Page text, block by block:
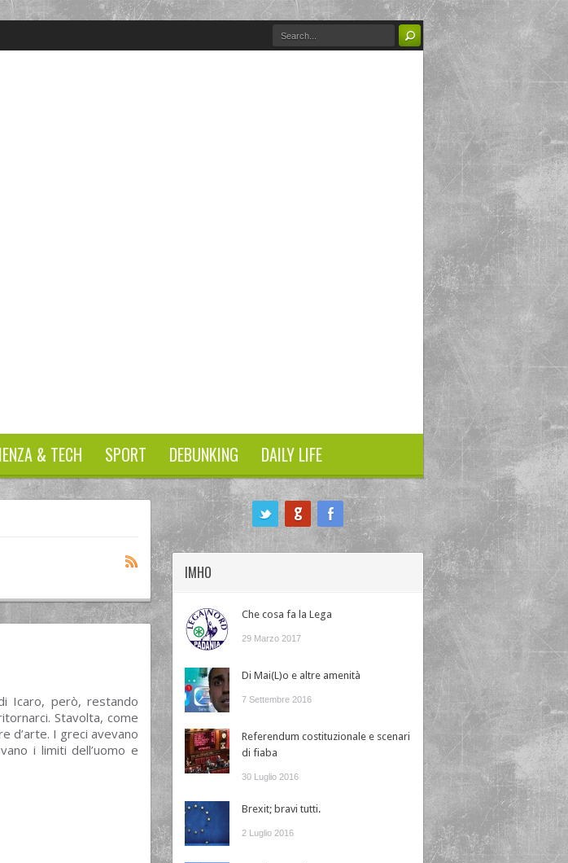
& TECH SPORT DEBUNKING DAILY LIFE
Icaro, però, restando
Stavolta, come
d’arte. I greci avevano
i limiti dell’uomo e
IMHO
Che cosa fa la Lega
29 Marzo 2017
Di Mai(L)o e altre amenità
7 Settembre 2016
Referendum costituzionale e scenari
di fiaba
30 Luglio 2016
Brexit; bravi tutti.
2 Luglio 2016